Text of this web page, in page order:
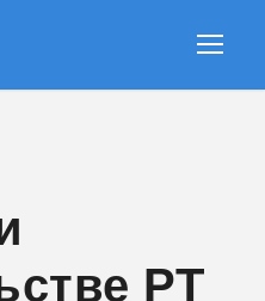
РТ